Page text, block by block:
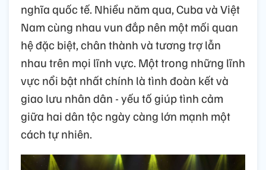
nghĩa quốc tế. Nhiều năm qua, Cuba và Việt
Nam cùng nhau vun đắp nên một mối quan
hệ đặc biệt, chân thành và tương trợ lẫn
nhau trên mọi lĩnh vực. Một trong những lĩnh
vực nổi bật nhất chính là tình đoàn kết và
giao lưu nhân dân - yếu tố giúp tình cảm
giữa hai dân tộc ngày càng lớn mạnh một
cách tự nhiên.